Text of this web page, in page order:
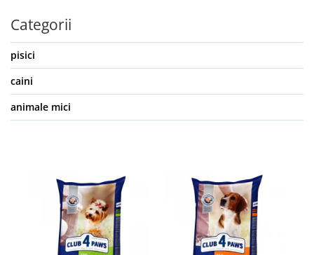
Categorii
pisici
caini
animale mici